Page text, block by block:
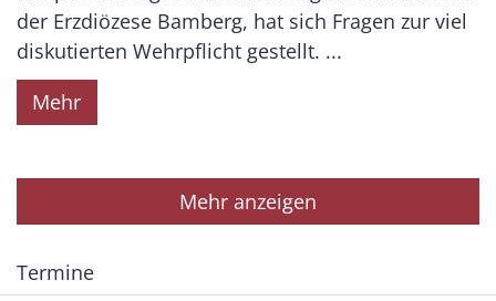
der Erzdiözese Bamberg, hat sich Fragen zur viel
diskutierten Wehrpflicht gestellt. ...
Mehr
Mehr anzeigen
Termine